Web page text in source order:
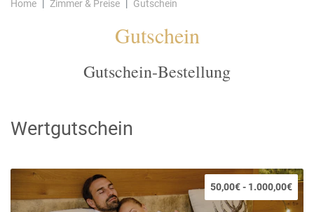
Home Zimmer & Preise Gutschein
Gutschein
Gutschein-Bestellung
Wertgutschein
50,00€ - 1.000,00€